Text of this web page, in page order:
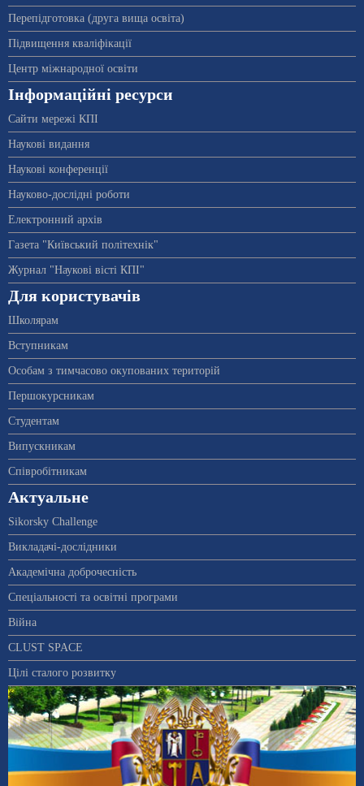
Перепідготовка (друга вища освіта)
Підвищення кваліфікації
Центр міжнародної освіти
Інформаційні ресурси
Сайти мережі КПІ
Наукові видання
Наукові конференції
Науково-дослідні роботи
Електронний архів
Газета "Київський політехнік"
Журнал "Наукові вісті КПІ"
Для користувачів
Школярам
Вступникам
Особам з тимчасово окупованих територій
Першокурсникам
Студентам
Випускникам
Співробітникам
Актуальне
Sikorsky Challenge
Викладачі-дослідники
Академічна доброчесність
Спеціальності та освітні програми
Війна
CLUST SPACE
Цілі сталого розвитку